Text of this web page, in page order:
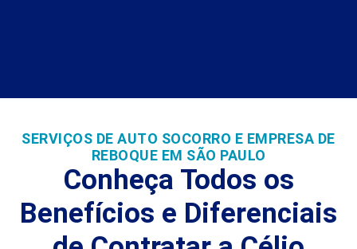
SERVIÇOS DE AUTO SOCORRO E EMPRESA DE
REBOQUE EM SÃO PAULO
Conheça Todos os
Benefícios e Diferenciais